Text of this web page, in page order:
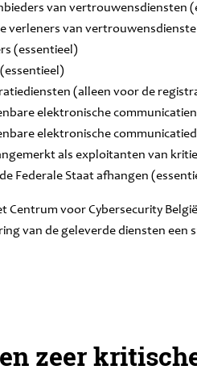
van vertrouwensdiensten
verleners van
(essentieel)
(alleen voor de
elektronische
elektronische
als exploitanten van
Federale Staat afhangen
Centrum voor Cybersecurity
van de geleverde diensten
zeer